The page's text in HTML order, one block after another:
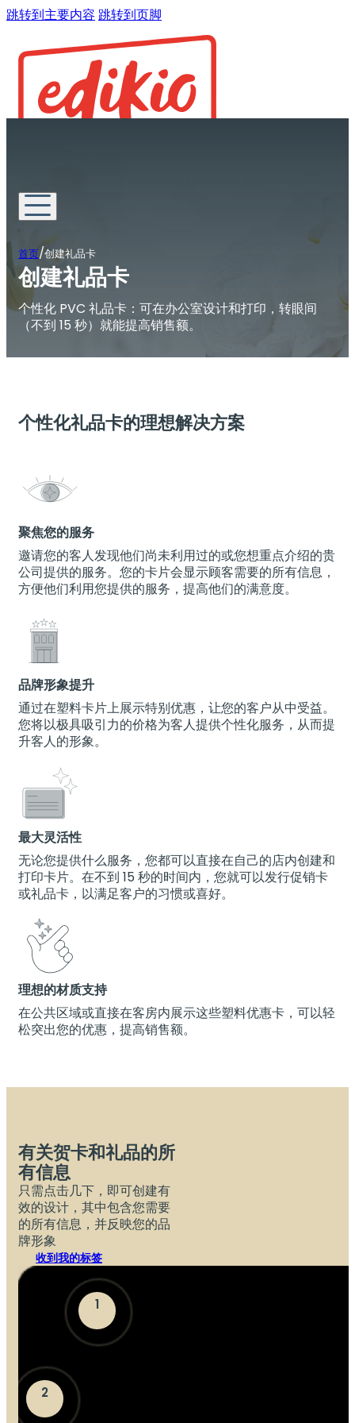
跳转到主要内容 跳转到页脚
首页/创建礼品卡
创建礼品卡
个性化 PVC 礼品卡：可在办公室设计和打印，转眼间
（不到 15 秒）就能提高销售额。
个性化礼品卡的理想解决方案
聚焦您的服务
邀请您的客人发现他们尚未利用过的或您想重点介绍的贵
公司提供的服务。您的卡片会显示顾客需要的所有信息，
方便他们利用您提供的服务，提高他们的满意度。
品牌形象提升
通过在塑料卡片上展示特别优惠，让您的客户从中受益。
您将以极具吸引力的价格为客人提供个性化服务，从而提
升客人的形象。
最大灵活性
无论您提供什么服务，您都可以直接在自己的店内创建和
打印卡片。在不到 15 秒的时间内，您就可以发行促销卡
或礼品卡，以满足客户的习惯或喜好。
理想的材质支持
在公共区域或直接在客房内展示这些塑料优惠卡，可以轻
松突出您的优惠，提高销售额。
有关贺卡和礼品的所
有信息
只需点击几下，即可创建有
效的设计，其中包含您需要
的所有信息，并反映您的品
牌形象
收到我的标签
1
2